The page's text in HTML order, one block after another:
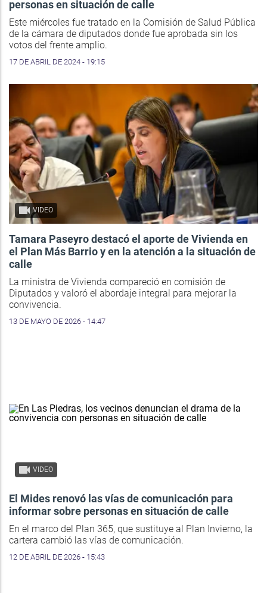
personas en situación de calle
Este miércoles fue tratado en la Comisión de Salud Pública
de la cámara de diputados donde fue aprobada sin los
votos del frente amplio.
17 DE ABRIL DE 2024 - 19:15
VIDEO
Tamara Paseyro destacó el aporte de Vivienda en
el Plan Más Barrio y en la atención a la situación de
calle
La ministra de Vivienda compareció en comisión de
Diputados y valoró el abordaje integral para mejorar la
convivencia.
13 DE MAYO DE 2026 - 14:47
VIDEO
El Mides renovó las vías de comunicación para
informar sobre personas en situación de calle
En el marco del Plan 365, que sustituye al Plan Invierno, la
cartera cambió las vías de comunicación.
12 DE ABRIL DE 2026 - 15:43